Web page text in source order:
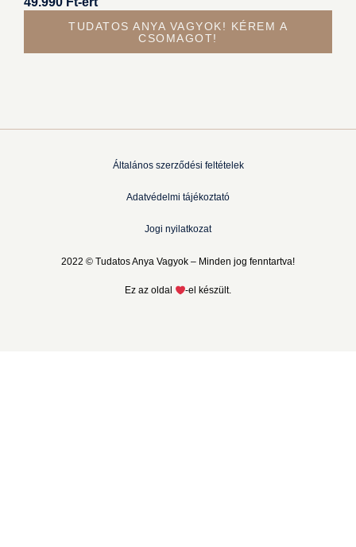
TUDATOS ANYA VAGYOK! KÉREM A
CSOMAGOT!
Általános szerződési feltételek
Adatvédelmi tájékoztató
Jogi nyilatkozat
2022 © Tudatos Anya Vagyok – Minden jog fenntartva!
Ez az oldal -el készült.